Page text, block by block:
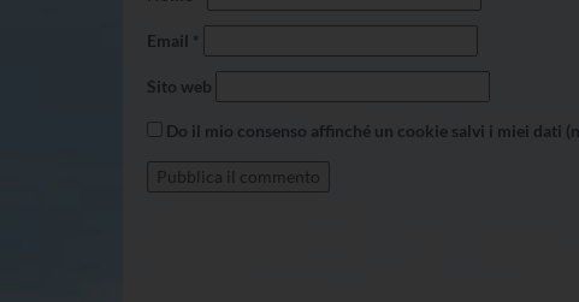
Email *
Sito web
Do il mio consenso affinché un cookie salvi i miei dati